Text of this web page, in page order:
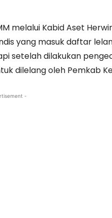
melalui Kabid Aset
yang masuk daftar
setelah dilakukan
dilelang oleh Pemkab
-